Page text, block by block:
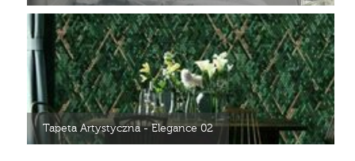
Tapeta Artystyczna - Elegance 02